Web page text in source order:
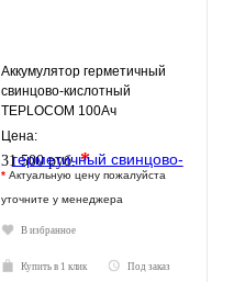
Аккумулятор герметичный
свинцово-кислотный
TEPLOCOM 100Ач
Цена:
31 500 руб.*
* Актуальную цену пожалуйста
уточните у менеджера
В избранное
Купить в 1 клик Под заказ